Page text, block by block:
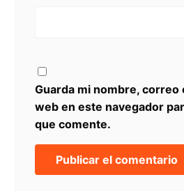
Guarda mi nombre, correo
web en este navegador
que comente.